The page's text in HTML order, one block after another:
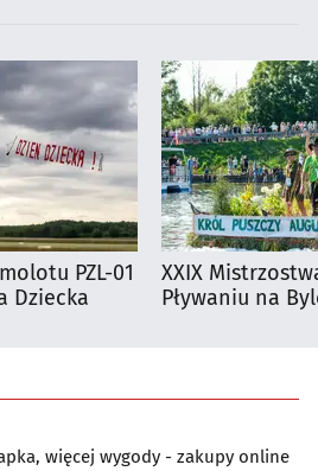
PZL-01
Dziecka
XXIX
Pływaniu na
więcej wygody - zakupy online